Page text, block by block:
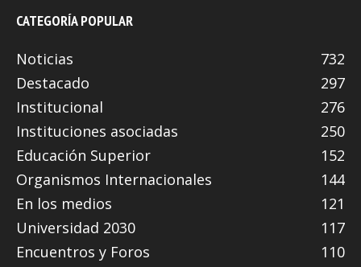
CATEGORÍA POPULAR
Noticias
732
Destacado
297
Institucional
276
Instituciones asociadas
250
Educación Superior
152
Organismos Internacionales
144
En los medios
121
Universidad 2030
117
Encuentros y Foros
110